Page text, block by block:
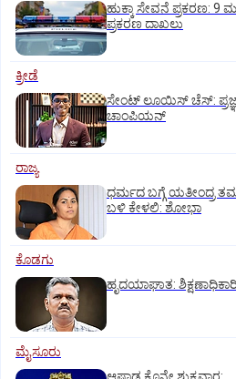
ಹುಕ್ಕಾ ಸೇವನೆ ಪ್ರಕರಣ: 9
ಪ್ರಕರಣ ದಾಖಲು
ಕ್ರೀಡೆ
ಸೇಂಟ್‌ ಲೂಯಿಸ್‌ ಚೆಸ್‌:
ಚಾಂಪಿಯನ್‌
ರಾಜ್ಯ
ಧರ್ಮದ ಬಗ್ಗೆ ಯತೀಂದ್ರ
ಬಳಿ ಕೇಳಲಿ: ಶೋಭಾ
ಕೊಡಗು
ಹೃದಯಾಘಾತ:
ಮೈಸೂರು